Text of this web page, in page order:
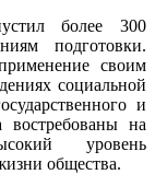
более 300
подготовки.
своим
социальной
и
востребованы на
уровень
общества.